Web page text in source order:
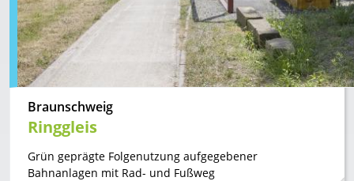
Braunschweig
Ringgleis
Grün geprägte Folgenutzung aufgegebener
Bahnanlagen mit Rad- und Fußweg